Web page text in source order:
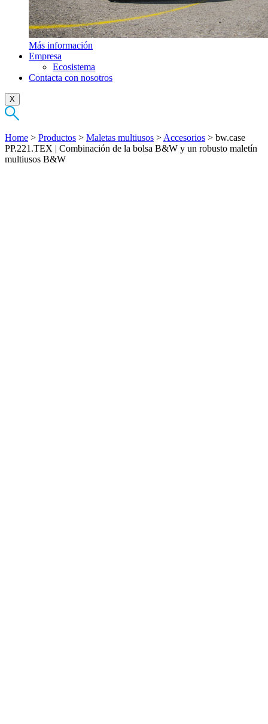
Más información
Empresa
Ecosistema
Contacta con nosotros
X
Home > Productos > Maletas multiusos > Accesorios > bw.case
PP.221.TEX | Combinación de la bolsa B&W y un robusto maletín
multiusos B&W